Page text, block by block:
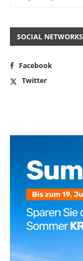
SOCIAL NETWORKS
Facebook
Twitter